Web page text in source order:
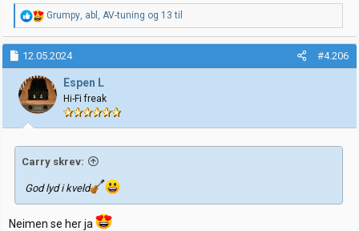
R
e
a
k
j
o
n
r
Grumpy abl AV-tuning og 13 til
12.05.2024 #4.206
Espen L
Hi-Fi freak
Carry skrev:
God lyd i kveld
Neimen se her ja